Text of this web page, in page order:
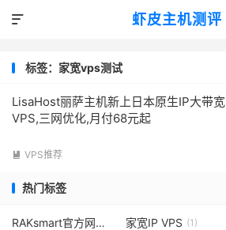
虾皮主机测评

标签：家宽vps测试
LisaHost丽萨主机新上日本原生IP大带宽
VPS,三网优化,月付68元起
 VPS推荐
热门标签
RAKsmart官方网站 家宽IP VPS (1)